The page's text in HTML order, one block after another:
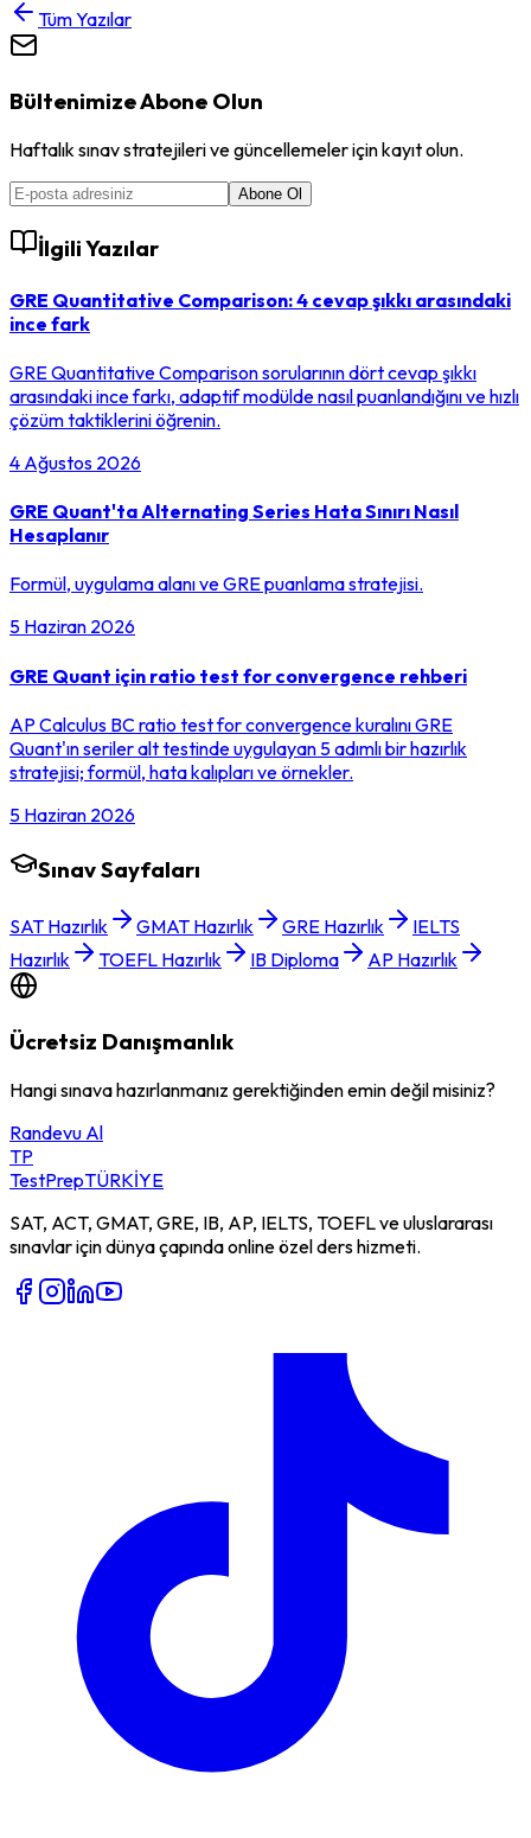
Tüm Yazılar
Bültenimize Abone Olun
Haftalık sınav stratejileri ve güncellemeler için kayıt olun.
Abone Ol
İlgili Yazılar
GRE Quantitative Comparison: 4 cevap şıkkı arasındaki
ince fark
GRE Quantitative Comparison sorularının dört cevap şıkkı
arasındaki ince farkı, adaptif modülde nasıl puanlandığını ve hızlı
çözüm taktiklerini öğrenin.
4 Ağustos 2026
GRE Quant'ta Alternating Series Hata Sınırı Nasıl
Hesaplanır
Formül, uygulama alanı ve GRE puanlama stratejisi.
5 Haziran 2026
GRE Quant için ratio test for convergence rehberi
AP Calculus BC ratio test for convergence kuralını GRE
Quant'ın seriler alt testinde uygulayan 5 adımlı bir hazırlık
stratejisi; formül, hata kalıpları ve örnekler.
5 Haziran 2026
Sınav Sayfaları
SAT Hazırlık GMAT Hazırlık GRE Hazırlık
IELTS
Hazırlık
TOEFL Hazırlık IB Diploma AP Hazırlık
Ücretsiz Danışmanlık
Hangi sınava hazırlanmanız gerektiğinden emin değil misiniz?
Randevu Al
TP
TestPrepTÜRKİYE
SAT, ACT, GMAT, GRE, IB, AP, IELTS, TOEFL ve uluslararası
sınavlar için dünya çapında online özel ders hizmeti.